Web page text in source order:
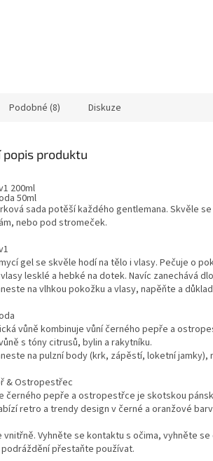
Podobné (8) Diskuze
popis produktu
200ml
50ml
sada potěší každého gentlemana. Skvěle
nebo pod stromeček.
gel se skvěle hodí na tělo i vlasy. Pečuje o
lesklé a hebké na dotek. Navíc zanechává
na vlhkou pokožku a vlasy, napěňte a
vůně kombinuje vůní černého pepře a
s tóny citrusů, bylin a rakytníku.
na pulzní body (krk, zápěstí, loketní jamky),
& Ostropestřec
černého pepře a ostropestřce je skotskou
retro a trendy design v černé a oranžové
vnitřně. Vyhněte se kontaktu s očima, vyhněte
podráždění přestaňte používat.